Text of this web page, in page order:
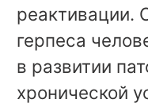
реактивации.
герпеса
в развитии
хронической